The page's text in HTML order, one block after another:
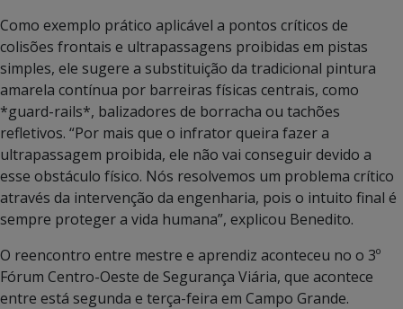
Como exemplo prático aplicável a pontos críticos de
colisões frontais e ultrapassagens proibidas em pistas
simples, ele sugere a substituição da tradicional pintura
amarela contínua por barreiras físicas centrais, como
*guard-rails*, balizadores de borracha ou tachões
refletivos. “Por mais que o infrator queira fazer a
ultrapassagem proibida, ele não vai conseguir devido a
esse obstáculo físico. Nós resolvemos um problema crítico
através da intervenção da engenharia, pois o intuito final é
sempre proteger a vida humana”, explicou Benedito.
O reencontro entre mestre e aprendiz aconteceu no o 3º
Fórum Centro-Oeste de Segurança Viária, que acontece
entre está segunda e terça-feira em Campo Grande.